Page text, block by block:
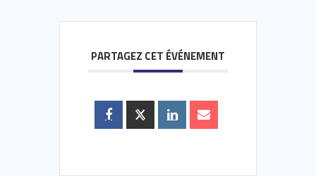
PARTAGEZ CET ÉVÉNEMENT